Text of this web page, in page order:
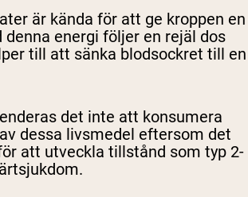
är kända för att ge kroppen en
denna energi följer en rejäl dos
till att sänka blodsockret till en
det inte att konsumera
dessa livsmedel eftersom det
att utveckla tillstånd som typ 2-